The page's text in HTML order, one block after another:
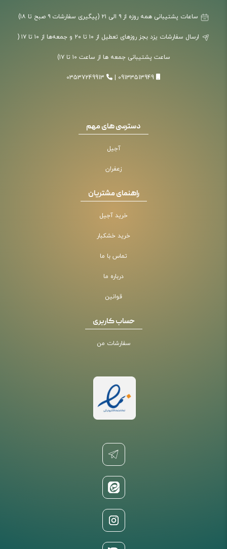
ارسال سفارشات یزد بجز روزهای تعطیل از ۱۰ تا ۲۰ و جمعه‌ها از ۱۰ تا ۱۷ (
ساعت پشتیبانی جمعه ها از ساعت ۱۰ تا ۱۷)
09133513949
03537249913
دسترسی های مهم
آجیل
زعفران
راهنمای مشتریان
خرید آجیل
خرید خشکبار
تماس با ما
درباره ما
قوانین
حساب کاربری
سفارشات من